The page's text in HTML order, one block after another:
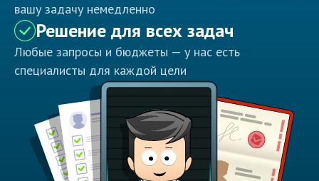
вашу задачу немедленно
Решение для всех задач
Любые запросы и бюджеты — у нас есть
специалисты для каждой цели